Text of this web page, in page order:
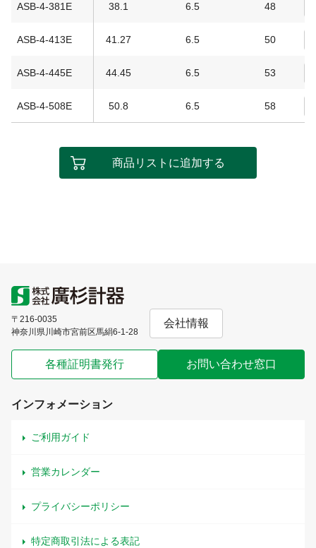
ASB-4-381E 38.1 6.5 48
ASB-4-413E 41.27 6.5 50
ASB-4-445E 44.45 6.5 53
ASB-4-508E 50.8 6.5 58
商品リストに追加する
〒216-0035
神奈川県川崎市宮前区馬絹6-1-28
会社情報
各種証明書発行 お問い合わせ窓口
インフォメーション
ご利用ガイド
営業カレンダー
プライバシーポリシー
特定商取引法による表記